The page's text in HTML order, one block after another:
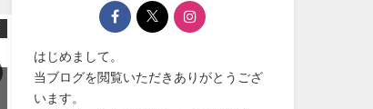
芸能・エンタメ
【写真多数】羽生結弦の結婚相
手でバイオリニストの末延麻裕
【非常に良い】セクシー田
はじめまして。
当ブログを閲覧いただきありがとうござ
います。